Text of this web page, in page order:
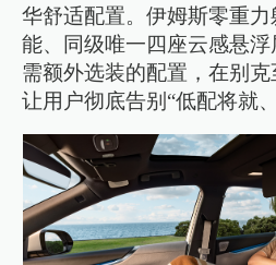
华舒适配置。伊姆斯零重
能、同级唯一四座云感悬
需额外选装的配置，在别克
让用户彻底告别“低配将就